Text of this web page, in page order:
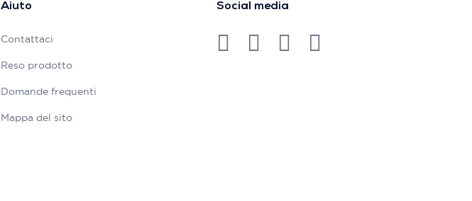
Aiuto
Contattaci
Reso prodotto
Domande frequenti
Mappa del sito
Social media